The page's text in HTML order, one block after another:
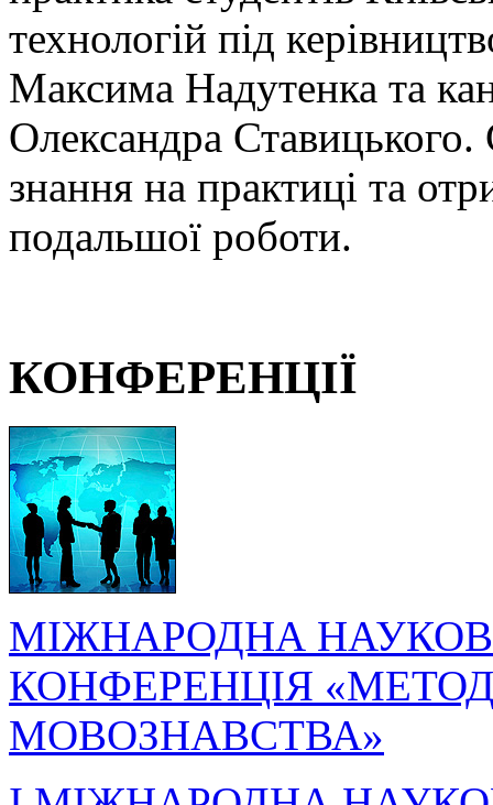
технологій під
Максима Надутенка та
Олександра Ставицького.
знання на практиці та
подальшої роботи.
КОНФЕРЕНЦІЇ
МІЖНАРОДНА
КОНФЕРЕНЦІЯ
МОВОЗНАВСТВА»